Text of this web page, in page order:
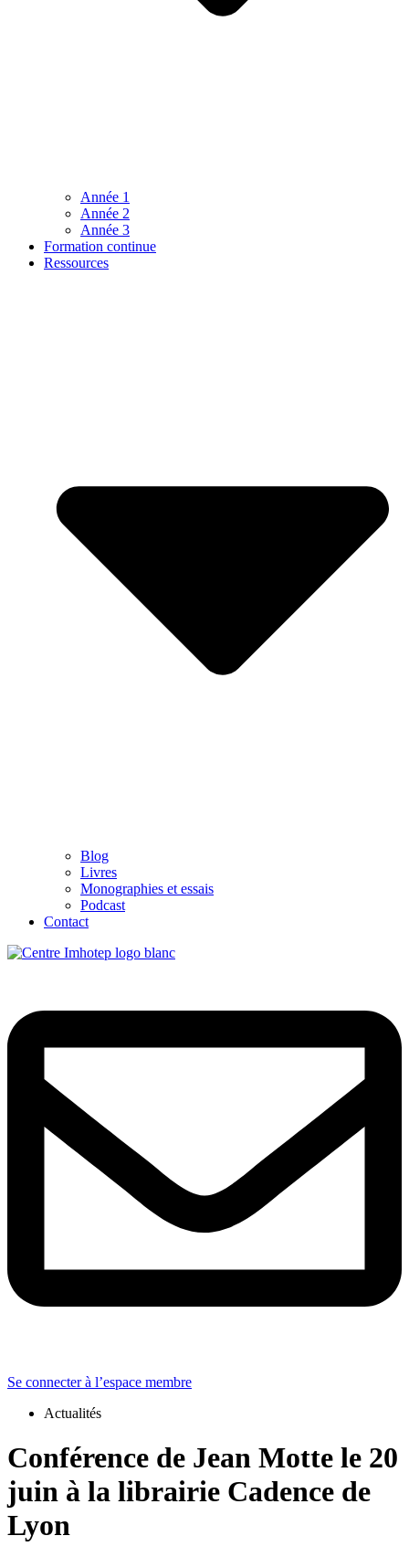
Année 1
Année 2
Année 3
Formation continue
Ressources
Blog
Livres
Monographies et essais
Podcast
Contact
Se connecter à l’espace membre
Actualités
Conférence de Jean Motte le 20
juin à la librairie Cadence de
Lyon